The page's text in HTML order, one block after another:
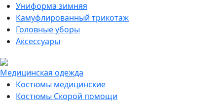
Униформа зимняя
Камуфлированный трикотаж
Головные уборы
Аксессуары
Медицинская одежда
Костюмы медицинские
Костюмы Скорой помощи